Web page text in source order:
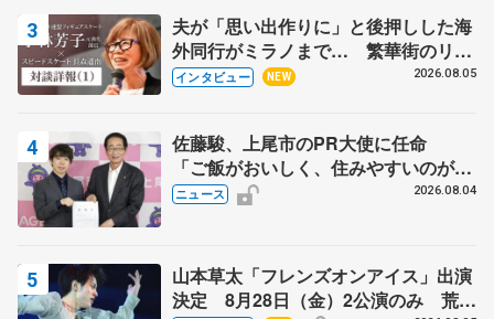
夫が「思い出作りに」と後押しした海
外同行がミラノまで… 繁華街のリン
クでは不良のお兄さんも味方に 小林
インタビュー NEW 2026.08.05
佐藤駿、上尾市のPR大使に任命
「ご飯がおいしく、住みやすいのが魅
力」
ニュース 2026.08.04
山本草太「フレンズオンアイス」出演
決定 8月28日（金）2公演のみ 荒川